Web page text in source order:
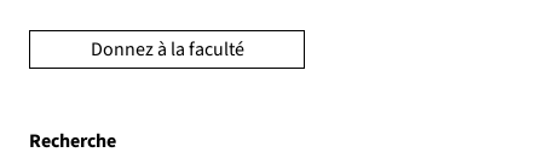
Recherche
Donnez à la faculté